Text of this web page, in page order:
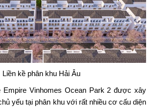
Liền kề phân khu Hải Âu
Empire Vinhomes Ocean Park 2 được xây
yếu tại phân khu với rất nhiều cơ cấu diện